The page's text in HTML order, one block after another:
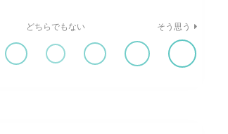
どちらでもない そう思う